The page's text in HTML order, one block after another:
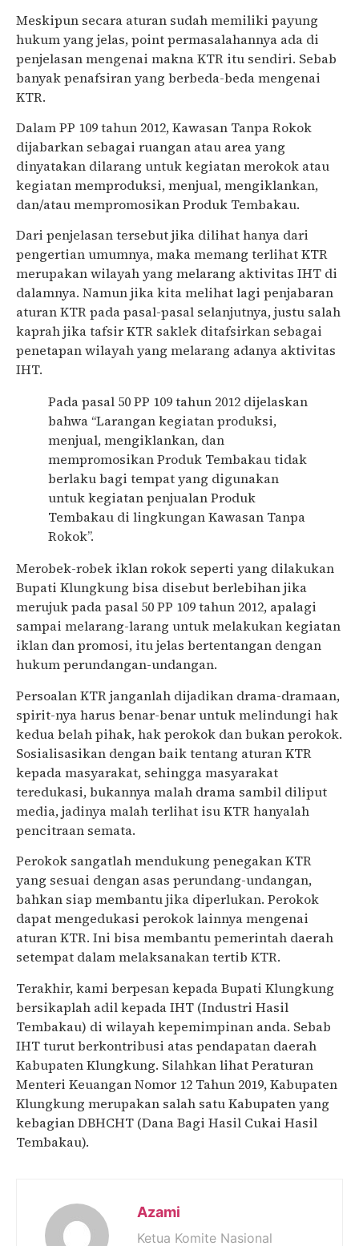
Meskipun secara aturan sudah memiliki payung
hukum yang jelas, point permasalahannya ada di
penjelasan mengenai makna KTR itu sendiri. Sebab
banyak penafsiran yang berbeda-beda mengenai
KTR.
Dalam PP 109 tahun 2012, Kawasan Tanpa Rokok
dijabarkan sebagai ruangan atau area yang
dinyatakan dilarang untuk kegiatan merokok atau
kegiatan memproduksi, menjual, mengiklankan,
dan/atau mempromosikan Produk Tembakau.
Dari penjelasan tersebut jika dilihat hanya dari
pengertian umumnya, maka memang terlihat KTR
merupakan wilayah yang melarang aktivitas IHT di
dalamnya. Namun jika kita melihat lagi penjabaran
aturan KTR pada pasal-pasal selanjutnya, justu salah
kaprah jika tafsir KTR saklek ditafsirkan sebagai
penetapan wilayah yang melarang adanya aktivitas
IHT.
Pada pasal 50 PP 109 tahun 2012 dijelaskan
bahwa “Larangan kegiatan produksi,
menjual, mengiklankan, dan
mempromosikan Produk Tembakau tidak
berlaku bagi tempat yang digunakan
untuk kegiatan penjualan Produk
Tembakau di lingkungan Kawasan Tanpa
Rokok”.
Merobek-robek iklan rokok seperti yang dilakukan
Bupati Klungkung bisa disebut berlebihan jika
merujuk pada pasal 50 PP 109 tahun 2012, apalagi
sampai melarang-larang untuk melakukan kegiatan
iklan dan promosi, itu jelas bertentangan dengan
hukum perundangan-undangan.
Persoalan KTR janganlah dijadikan drama-dramaan,
spirit-nya harus benar-benar untuk melindungi hak
kedua belah pihak, hak perokok dan bukan perokok.
Sosialisasikan dengan baik tentang aturan KTR
kepada masyarakat, sehingga masyarakat
teredukasi, bukannya malah drama sambil diliput
media, jadinya malah terlihat isu KTR hanyalah
pencitraan semata.
Perokok sangatlah mendukung penegakan KTR
yang sesuai dengan asas perundang-undangan,
bahkan siap membantu jika diperlukan. Perokok
dapat mengedukasi perokok lainnya mengenai
aturan KTR. Ini bisa membantu pemerintah daerah
setempat dalam melaksanakan tertib KTR.
Terakhir, kami berpesan kepada Bupati Klungkung
bersikaplah adil kepada IHT (Industri Hasil
Tembakau) di wilayah kepemimpinan anda. Sebab
IHT turut berkontribusi atas pendapatan daerah
Kabupaten Klungkung. Silahkan lihat Peraturan
Menteri Keuangan Nomor 12 Tahun 2019, Kabupaten
Klungkung merupakan salah satu Kabupaten yang
kebagian DBHCHT (Dana Bagi Hasil Cukai Hasil
Tembakau).
Azami
Ketua Komite Nasional